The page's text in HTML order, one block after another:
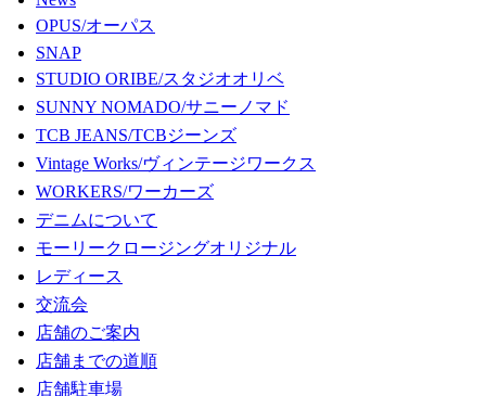
OPUS/オーパス
SNAP
STUDIO ORIBE/スタジオオリベ
SUNNY NOMADO/サニーノマド
TCB JEANS/TCBジーンズ
Vintage Works/ヴィンテージワークス
WORKERS/ワーカーズ
デニムについて
モーリークロージングオリジナル
レディース
交流会
店舗のご案内
店舗までの道順
店舗駐車場